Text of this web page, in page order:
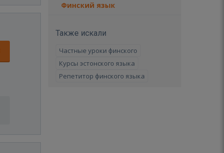
Финский язык
Также искали
Частные уроки финского
Курсы эстонского языка
Репетитор финского языка